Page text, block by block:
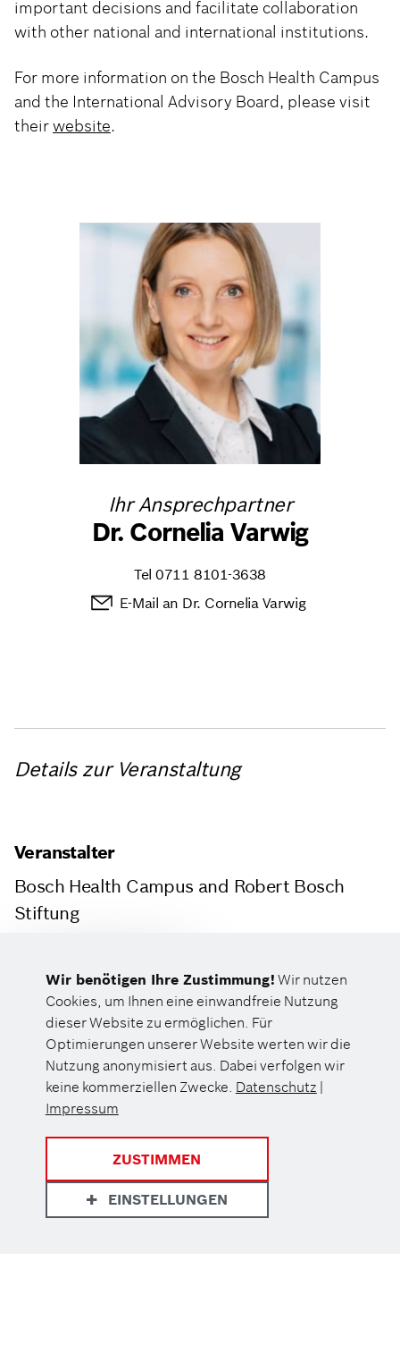
important decisions and facilitate collaboration
with other national and international institutions.
For more information on the Bosch Health Campus
and the International Advisory Board, please visit
theirwebsite.
Ihr Ansprechpartner
Dr. Cornelia Varwig
Tel 0711 8101-3638
E-Mail an Dr. Cornelia Varwig
Details zur Veranstaltung
Veranstalter
Bosch Health Campus and Robert Bosch
Stiftung
NON-PUBLIC
Wir benötigen Ihre Zustimmung! Wir nutzen
Cookies, um Ihnen eine einwandfreie Nutzung
dieser Website zu ermöglichen. Für
Optimierungen unserer Website werten wir die
Nutzung anonymisiert aus. Dabei verfolgen wir
keine kommerziellen Zwecke. Datenschutz |
Impressum
ZUSTIMMEN
EINSTELLUNGEN